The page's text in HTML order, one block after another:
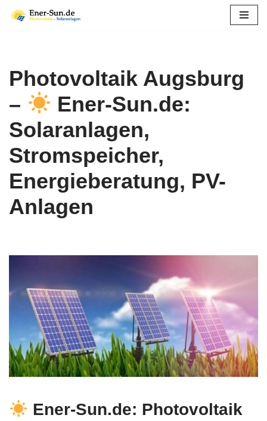
Photovoltaik Augsburg
–
Ener-Sun.de:
Solaranlagen,
Stromspeicher,
Energieberatung, PV-
Anlagen
Ener-Sun.de: Photovoltaik